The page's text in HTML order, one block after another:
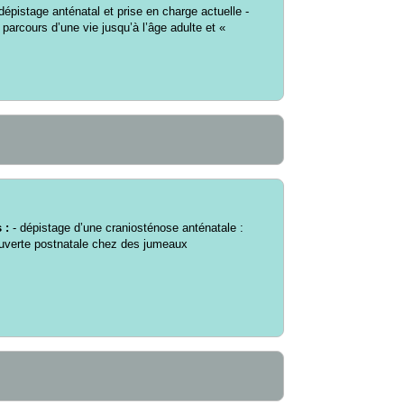
anténatal et prise en charge actuelle -
d’une vie jusqu’à l’âge adulte et «
: - dépistage d’une craniosténose anténatale :
postnatale chez des jumeaux